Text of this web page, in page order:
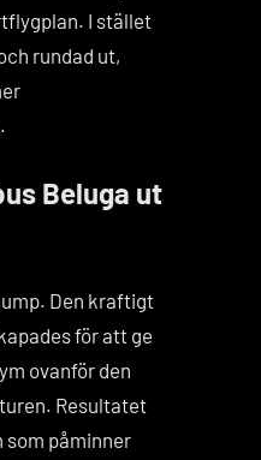
I stället
rundad ut,
Beluga ut
Den kraftigt
för att ge
ovanför den
Resultatet
som påminner